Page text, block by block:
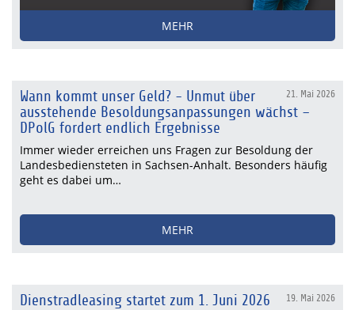
MEHR
21. Mai 2026
Wann kommt unser Geld? - Unmut über
ausstehende Besoldungsanpassungen wächst –
DPolG fordert endlich Ergebnisse
Immer wieder erreichen uns Fragen zur Besoldung der
Landesbediensteten in Sachsen-Anhalt. Besonders häufig
geht es dabei um…
MEHR
19. Mai 2026
Dienstradleasing startet zum 1. Juni 2026